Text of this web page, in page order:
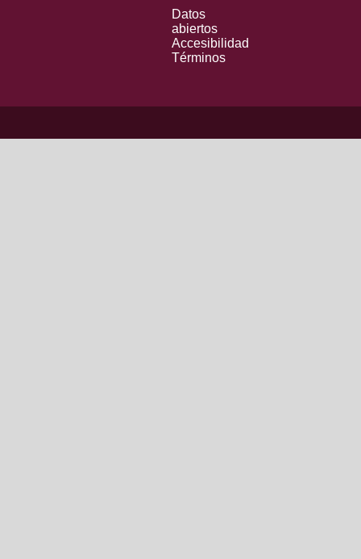
Datos
abiertos
Accesibilidad
Términos